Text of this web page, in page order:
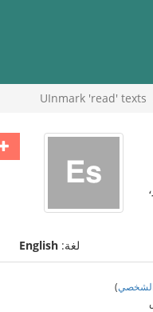
UInmark 'read' texts
لغة: English
)